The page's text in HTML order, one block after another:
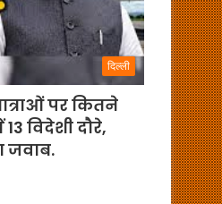
दिल्ली
पर कितने
विदेशी दौरे,
जवाब.